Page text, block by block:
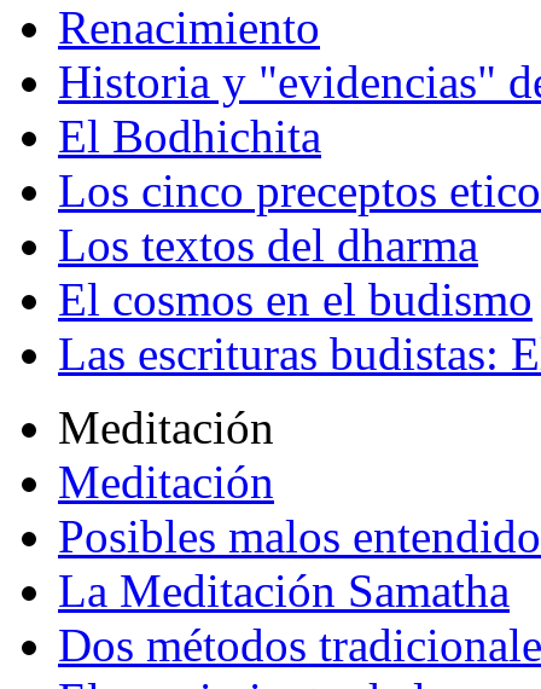
Renacimiento
Historia y "evidencias"
El Bodhichita
Los cinco preceptos
Los textos del dharma
El cosmos en el budismo
Las escrituras budistas:
Meditación
Meditación
Posibles malos
La Meditación Samatha
Dos métodos